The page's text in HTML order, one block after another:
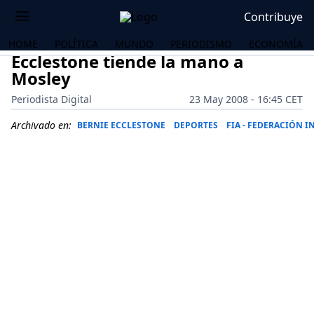
Contribuye
HOME POLÍTICA MUNDO PERIODISMO ECONOMÍA
Ecclestone tiende la mano a
Mosley
Periodista Digital
23 May 2008 - 16:45 CET
Archivado en: BERNIE ECCLESTONE DEPORTES FIA - FEDERACIÓN